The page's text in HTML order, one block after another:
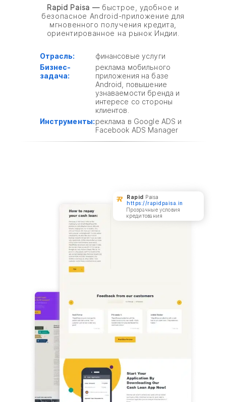
Rapid Paisa — быстрое, удобное и
безопасное Android-приложение для
мгновенного получения кредита,
ориентированное на рынок Индии.
Отрасль:
финансовые услуги
Бизнес-
задача:
реклама мобильного
приложения на базе
Android, повышение
узнаваемости бренда и
интересе со стороны
клиентов.
Инструменты:реклама в Google ADS и
Facebook ADS Manager
Rapid Paisa
https://rapidpaisa.in
Прозрачные условия
кредитования